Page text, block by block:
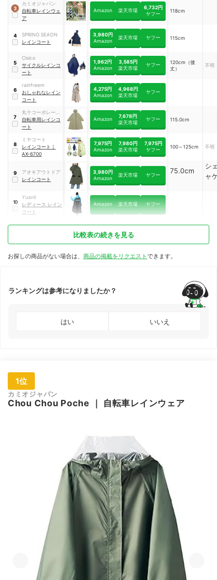
3
カミオジャパン
自転車レインウェ
ア
Amazon 楽天市場
6,732円
ヤフー
118cm
4
SPRING SEAON
レインコート
3,980円
Amazon
楽天市場 ヤフー 115cm
5
Cisico
サイクルレインコ
ート
1,962円
Amazon
3,585円
楽天市場
ヤフー
120cm（後
丈）
不明
6
rainfreem
おしゃれなレイン
コート
4,275円
Amazon
4,968円
楽天市場
ヤフー
7
丸十コーポレーシ
ョン
自転車用レインコ
ート
Amazon
7,678円
楽天市場
ヤフー 115.0cm
8
ミヤコート
レインコート ｜
AX-6700
7,975円
Amazon
7,980円
楽天市場
7,975円
ヤフー
100～125cm 不明
9
アオキアウトドア
レインコート
3,980円
Amazon
楽天市場 ヤフー 75.0cm
シ
ャ
10
Yuanli
レディース レイン
コート
Amazon 楽天市場 ヤフー
比較表の続きを見る
お探しの商品がない場合は、 商品の掲載をリクエスト できます。
ランキングは参考になりましたか？
はい いいえ
1位
カミオジャパン
Chou Chou Poche 自転車レインウェア